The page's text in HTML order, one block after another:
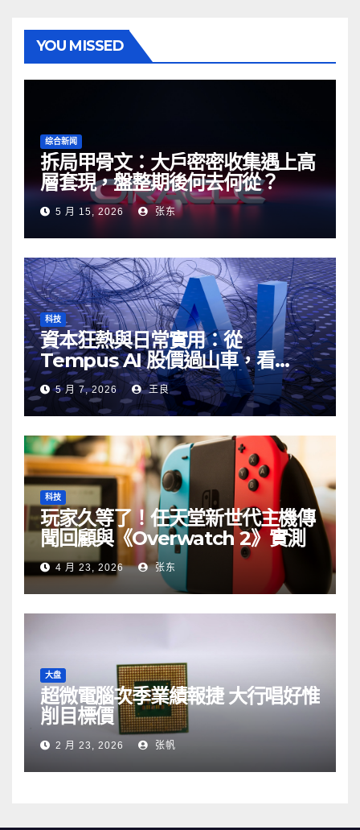
YOU MISSED
综合新闻
拆局甲骨文：大戶密密收集遇上高
層套現，盤整期後何去何從？
5 月 15, 2026 张东
科技
資本狂熱與日常實用：從
Tempus AI 股價過山車，看
Google AI 搜尋的真實伏位與妙用
5 月 7, 2026 王良
科技
玩家久等了！任天堂新世代主機傳
聞回顧與《Overwatch 2》實測
4 月 23, 2026 张东
大盘
超微電腦次季業績報捷 大行唱好惟
削目標價
2 月 23, 2026 张帆